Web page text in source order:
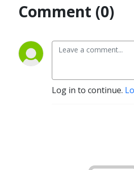
Comment (0)
Log in to continue.